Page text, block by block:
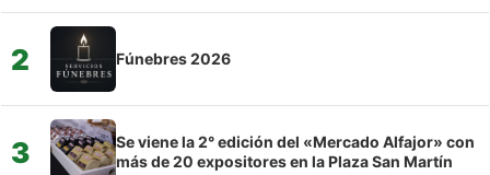
2 Fúnebres 2026
3
Se viene la 2° edición del «Mercado Alfajor» con
más de 20 expositores en la Plaza San Martín